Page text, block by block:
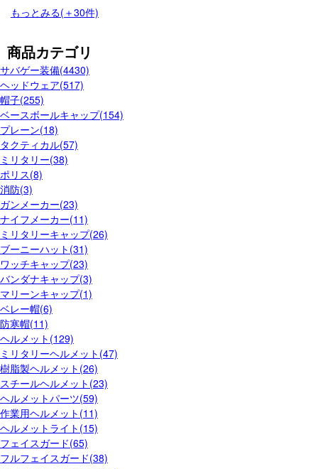
もっとみる(＋30件)
商品カテゴリ
サバゲー装備(4430)
ヘッドウェア(517)
帽子(255)
ベースボールキャップ(154)
プレーン(18)
タクティカル(57)
ミリタリー(38)
ポリス(8)
消防(3)
ガンメーカー(23)
ナイフメーカー(11)
ミリタリーキャップ(26)
ブーニーハット(31)
ワッチキャップ(23)
バンダナキャップ(3)
マリーンキャップ(1)
ベレー帽(6)
防寒帽(11)
ヘルメット(129)
ミリタリーヘルメット(47)
樹脂製ヘルメット(26)
スチールヘルメット(23)
ヘルメットパーツ(59)
作業用ヘルメット(11)
ヘルメットライト(15)
フェイスガード(65)
フルフェイスガード(38)